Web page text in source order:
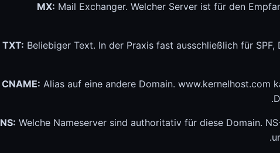
MX: Mail Exchanger. Welcher Server ist für den
TXT: Beliebiger Text. In der Praxis fast ausschließlich für
CNAME: Alias auf eine andere Domain. www.kernelhost.com
NS: Welche Nameserver sind authoritativ für diese Domain.